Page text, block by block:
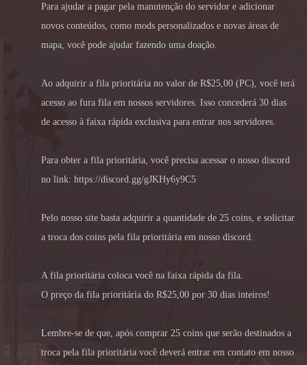
Para ajudar a pagar pela manutenção do servidor e adicionar
novos conteúdos, como mods personalizados e novas áreas de
mapa, você pode ajudar fazendo uma doação.
Ao adquirir a fila prioritária no valor de R$25,00 (PC), você terá
acesso ao fura fila em nossos servidores. Isso concederá 30 dias
de acesso à faixa rápida exclusiva para entrar nos servidores.
Para obter a fila prioritária, você precisa acessar o nosso discord
no link: https://discord.gg/gJKHy6y9C5
Pelo nosso site basta adquirir a quantidade de 25 coins, e solicitar
a troca dos coins pela fila prioritária em nosso discord.
A fila prioritária coloca você na faixa rápida da fila.
O preço da fila prioritária do R$25,00 por 30 dias inteiros!
Lembre-se de que, após comprar 25 coins que serão destinados a
troca pela fila prioritária você deverá entrar em contato em nosso